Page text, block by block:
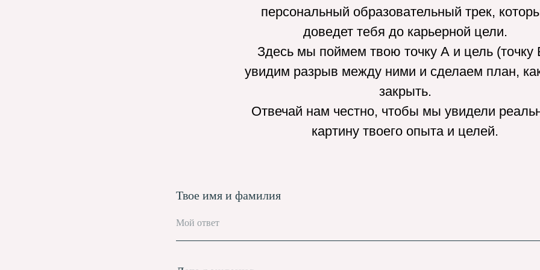
персональный образовательный трек,
доведет тебя до карьерной цели.
Здесь мы поймем твою точку А и цель (точку
увидим разрыв между ними и сделаем план,
закрыть.
Отвечай нам честно, чтобы мы увидели
картину твоего опыта и целей.
Твое имя и фамилия